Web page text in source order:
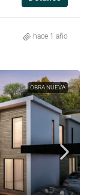
hace 1 año
OBRA NUEVA